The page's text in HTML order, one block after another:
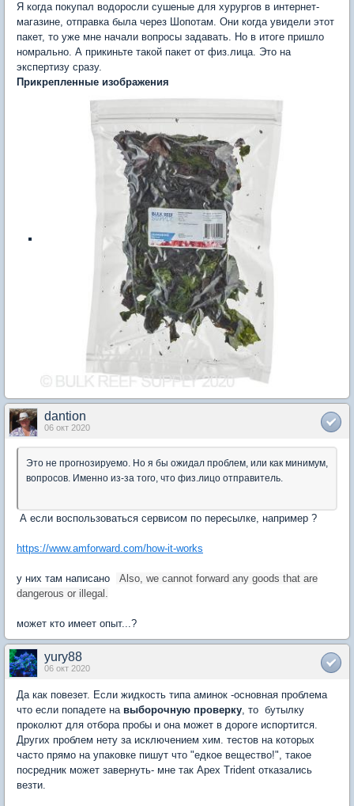
Я когда покупал водоросли сушеные для хурургов в интернет-
магазине, отправка была через Шопотам. Они когда увидели этот
пакет, то уже мне начали вопросы задавать. Но в итоге пришло
номрально. А прикиньте такой пакет от физ.лица. Это на
экспертизу сразу.
Прикрепленные изображения
dantion
06 окт 2020
Это не прогнозируемо. Но я бы ожидал проблем, или как минимум,
вопросов. Именно из-за того, что физ.лицо отправитель.
А если воспользоваться сервисом по пересылке, например ?
https://www.amforward.com/how-it-works
у них там написано
Also, we cannot forward any goods that are
dangerous or illegal.
может кто имеет опыт...?
yury88
06 окт 2020
Да как повезет. Если жидкость типа аминок -основная проблема
что если попадете на выборочную проверку, то бутылку
проколют для отбора пробы и она может в дороге испортится.
Других проблем нету за исключением хим. тестов на которых
часто прямо на упаковке пишут что "едкое вещество!", такое
посредник может завернуть- мне так Apex Trident отказались
везти.